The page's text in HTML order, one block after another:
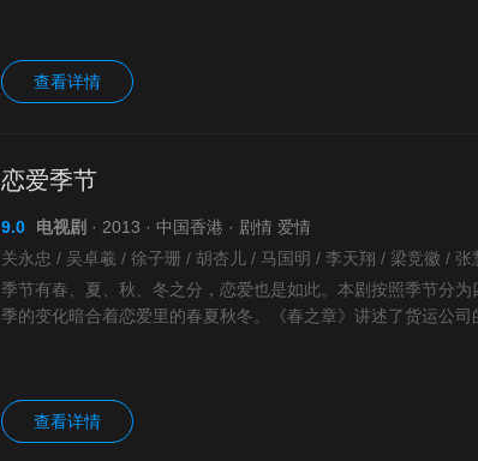
查看详情
恋爱季节
9.0 电视剧 · 2013 · 中国香港 · 剧情 爱情
季节有春、夏、秋、冬之分，恋爱也是如此。本剧按照季节分
季的变化暗合着恋爱里的春夏秋冬。《春之章》讲述了货运公司
查看详情